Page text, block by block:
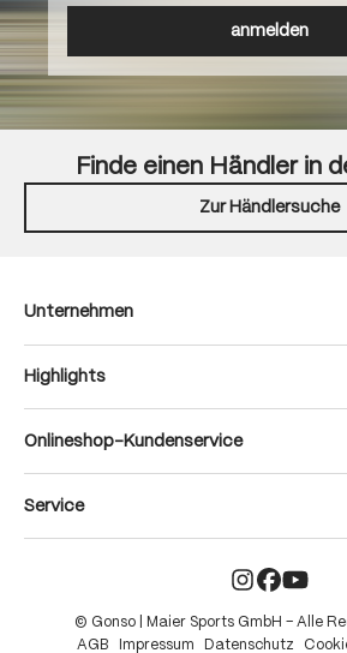
anmelden
Finde einen Händler in
Zur Händlersuche
Unternehmen
Highlights
Onlineshop-Kundenservice
Service
© Gonso | Maier Sports GmbH – Alle
AGB
Impressum Datenschutz